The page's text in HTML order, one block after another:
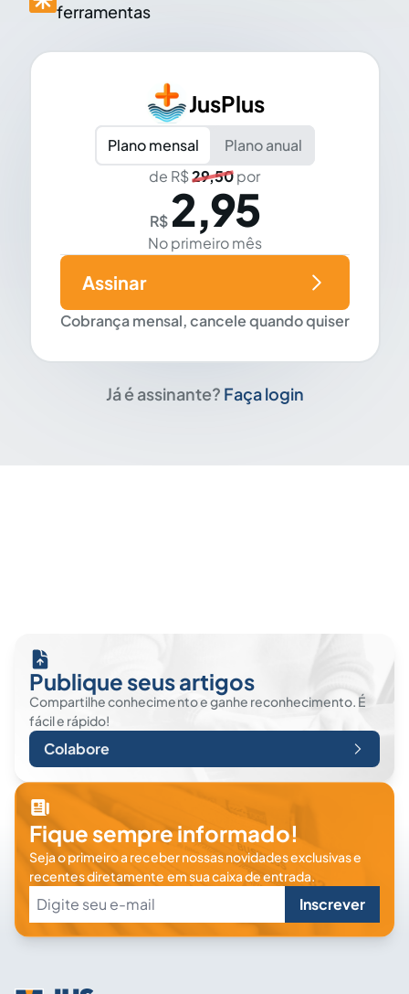
ferramentas
JusPlus
Plano mensal
Plano anual
de R$29,50por
R$ 2,95
No primeiro mês
Cobrança mensal, cancele quando quiser
Assinar
Já é assinante? Faça login
Publique seus artigos
Compartilhe conhecimento e ganhe reconhecimento. É
fácil e rápido!
Colabore
Fique sempre informado!
Seja o primeiro a receber nossas novidades exclusivas e
recentes diretamente em sua caixa de entrada.
Inscrever